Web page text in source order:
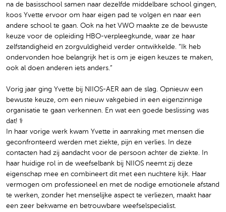
na de basisschool samen naar dezelfde middelbare school gingen,
koos Yvette ervoor om haar eigen pad te volgen en naar een
andere school te gaan. Ook na het VWO maakte ze de bewuste
keuze voor de opleiding HBO-verpleegkunde, waar ze haar
zelfstandigheid en zorgvuldigheid verder ontwikkelde. “Ik heb
ondervonden hoe belangrijk het is om je eigen keuzes te maken,
ook al doen anderen iets anders.”
Vorig jaar ging Yvette bij NIIOS-AER aan de slag. Opnieuw een
bewuste keuze, om een nieuw vakgebied in een eigenzinnige
organisatie te gaan verkennen. En wat een goede beslissing was
dat! ‍⚕️
In haar vorige werk kwam Yvette in aanraking met mensen die
geconfronteerd werden met ziekte, pijn en verlies. In deze
contacten had zij aandacht voor de persoon achter de ziekte. In
haar huidige rol in de weefselbank bij NIIOS neemt zij deze
eigenschap mee en combineert dit met een nuchtere kijk. Haar
vermogen om professioneel en met de nodige emotionele afstand
te werken, zonder het menselijke aspect te verliezen, maakt haar
een zeer bekwame en betrouwbare weefselspecialist.